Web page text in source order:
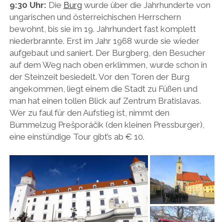
9:30 Uhr: Die Burg wurde über die Jahrhunderte von
ungarischen und österreichischen Herrschern
bewohnt, bis sie im 19. Jahrhundert fast komplett
niederbrannte. Erst im Jahr 1968 wurde sie wieder
aufgebaut und saniert. Der Burgberg, den Besucher
auf dem Weg nach oben erklimmen, wurde schon in
der Steinzeit besiedelt. Vor den Toren der Burg
angekommen, liegt einem die Stadt zu Füßen und
man hat einen tollen Blick auf Zentrum Bratislavas.
Wer zu faul für den Aufstieg ist, nimmt den
Bummelzug Prešporáčik (den kleinen Pressburger),
eine einstündige Tour gibt’s ab € 10.